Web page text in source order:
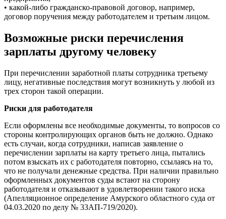
• какой-либо гражданско-правовой договор, например,
договор поручения между работодателем и третьим лицом.
Возможные риски перечисления
зарплаты другому человеку
При перечислении заработной платы сотрудника третьему
лицу, негативные последствия могут возникнуть у любой из
трех сторон такой операции.
Риски для работодателя
Если оформлены все необходимые документы, то вопросов со
стороны контролирующих органов быть не должно. Однако
есть случаи, когда сотрудники, написав заявление о
перечислении зарплаты на карту третьего лица, пытались
потом взыскать их с работодателя повторно, ссылаясь на то,
что не получали денежные средства. При наличии правильно
оформленных документов суды встают на сторону
работодателя и отказывают в удовлетворении такого иска
(Апелляционное определение Амурского областного суда от
04.03.2020 по делу № 33АП-719/2020).